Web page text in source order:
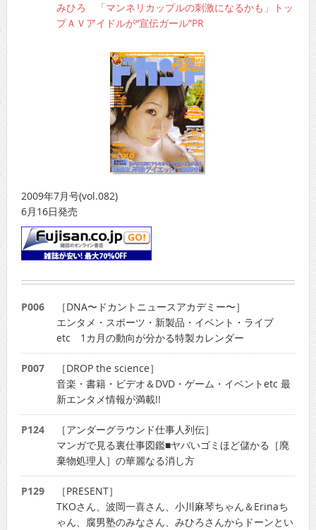
みひろ 「マンネリカップルの刺激になるかも」トッ
プＡＶアイドルが“宣伝ガール”PR
2009年7月号(vol.082)
6月16日発売
P006
［DNA〜ドカントニュースアカデミー〜］
エンタメ・スポーツ・新製品・イベント・ライブ
etc 1カ月の動向が分かる特製カレンダー
P007
［DROP the science］
音楽・書籍・ビデオ＆DVD・ゲーム・イベントetc 最
新エンタメ情報が満載!!
P124
［アンダーグラウンド仕事人列伝］
マンガで見る裏仕事図鑑■ヤバいゴミほど儲かる［廃
棄物処理人］の華麗なる消し方
P129
［PRESENT］
TKOさん、波岡一喜さん、小川麻琴ちゃん＆Erinaち
ゃん、腐男塾のみなさん、みひろさんからドーンとい